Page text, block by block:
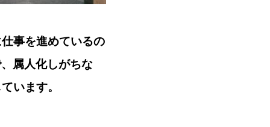
事を進めているの
属人化しがちな
います。